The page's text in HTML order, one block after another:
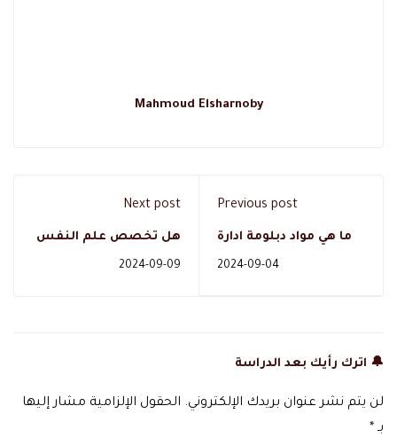
Mahmoud Elsharnoby
Previous post
ما هي مواد دبلومة ادارة
2024-09-04
Next post
هل تخصص علم النفس
2024-09-09
🔔 اترك رأيك بعد الدراسة
لن يتم نشر عنوان بريدك الإلكتروني. الحقول الإلزامية مشار إليها
بـ *